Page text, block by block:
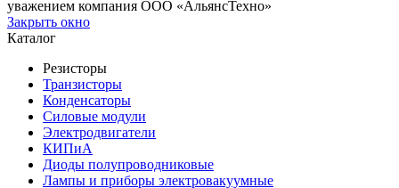
уважением компания ООО «АльянсТехно»
Закрыть окно
Каталог
Резисторы
Транзисторы
Конденсаторы
Силовые модули
Электродвигатели
КИПиА
Диоды полупроводниковые
Лампы и приборы электровакуумные